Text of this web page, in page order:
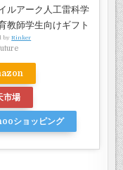
ルアーク人工雷科学
教師学生向けギフト
byRinker
市場
ショッピング